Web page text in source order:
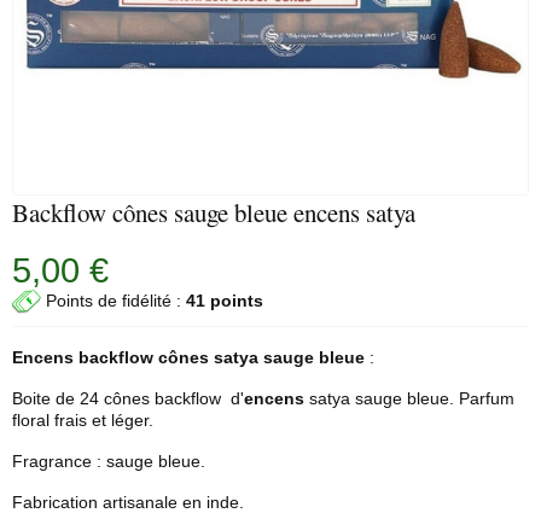
Backflow cônes sauge bleue encens satya
5,00 €
Points de fidélité : 41 points
Encens backflow cônes satya sauge bleue :
Boite de 24 cônes backflow d'encens satya sauge bleue. Parfum
floral frais et léger.
Fragrance : sauge bleue.
Fabrication artisanale en inde.